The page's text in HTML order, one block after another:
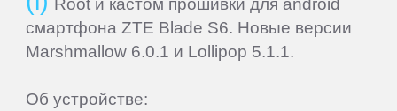
смартфона ZTE Blade S6. Новые версии
Marshmallow 6.0.1 и Lollipop 5.1.1.
Об устройстве:
General